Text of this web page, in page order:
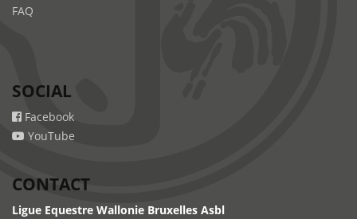
FAQ
SOCIAL
Facebook
YouTube
CONTACT
Ligue Equestre Wallonie Bruxelles Asbl